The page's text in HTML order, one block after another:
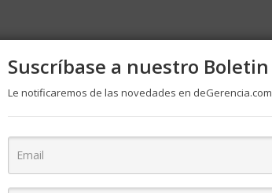
Suscríbase a nuestro Boletin
Le notificaremos de las novedades en deGerencia.com